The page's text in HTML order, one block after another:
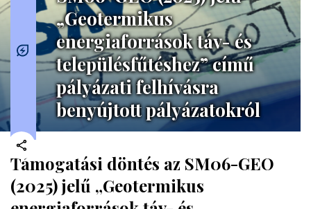
„Geotermikus
energiaforrások táv- és
településfűtéshez” című
pályázati felhívásra
benyújtott pályázatokról
Támogatási döntés az SM06-GEO
(2025) jelű „Geotermikus